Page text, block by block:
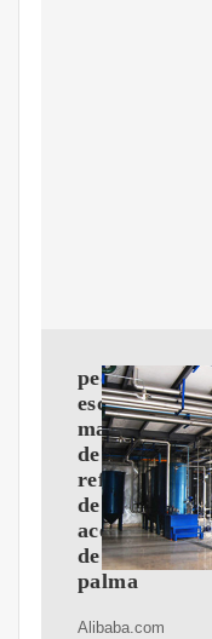
pequeña
escala
maquinaria
de
refinación
de
aceite
de
palma
Alibaba.com